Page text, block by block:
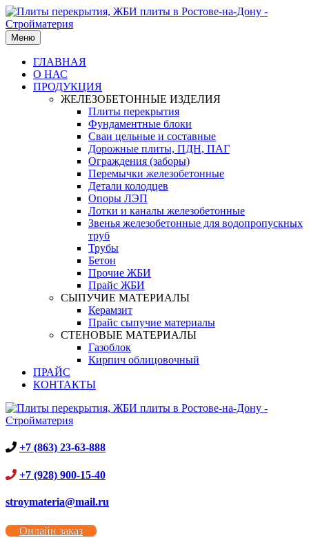
Меню
ГЛАВНАЯ
О НАС
ПРОДУКЦИЯ
ЖЕЛЕЗОБЕТОННЫЕ ИЗДЕЛИЯ
Плиты перекрытия
Фундаментные блоки
Сваи цельные и составные
Дорожные плиты, ПДН, ПАГ
Ограждения (заборы)
Перемычки железобетонные
Детали колодцев
Опоры ЛЭП
Лотки и каналы железобетонные
Звенья железобетонные для водопропускных
труб
Трубы
Бетон
Прочие ЖБИ
Прайс ЖБИ
СЫПУЧИЕ МАТЕРИАЛЫ
Керамзит
Прайс сыпучие материалы
СТЕНОВЫЕ МАТЕРИАЛЫ
Газоблок
Кирпич облицовочный
ПРАЙС
КОНТАКТЫ
+7 (863) 23-63-888
+7 (928) 900-15-40
stroymateria@mail.ru
Онлайн заказ